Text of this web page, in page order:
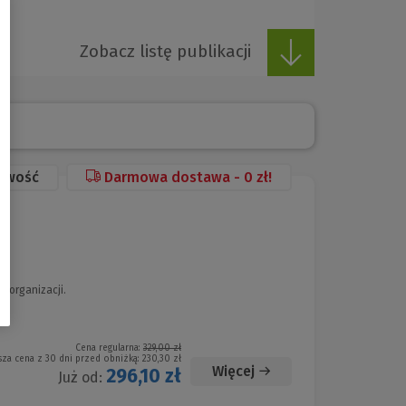
Zobacz listę publikacji
Darmowa dostawa - 0 zł!
organizacji.
Cena regularna: 329,00 zł
cena z 30 dni przed obniżką: 230,30 zł
Już od: 296,10 zł Więcej